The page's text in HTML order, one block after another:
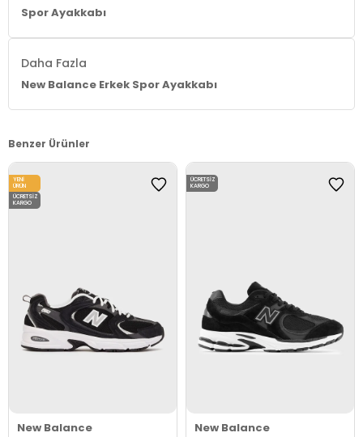
Spor Ayakkabı
Daha Fazla
New Balance Erkek Spor Ayakkabı
Benzer Ürünler
New Balance
YENI
ÜRÜN
ÜCRETSIZ
KARGO
New Balance
ÜCRETSIZ
KARGO